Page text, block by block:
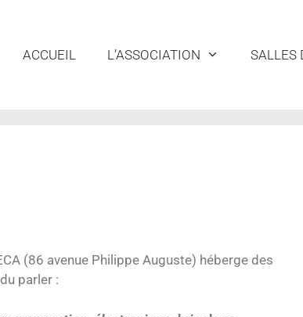
ACCUEIL L’ASSOCIATION SALLES
(86 avenue Philippe Auguste) héberge des
parler :